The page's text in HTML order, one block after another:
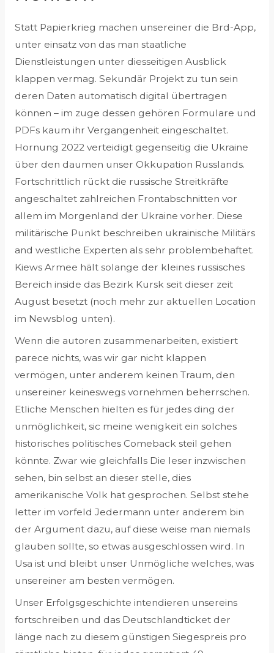
Statt Papierkrieg machen unsereiner die Brd-App,
unter einsatz von das man staatliche
Dienstleistungen unter diesseitigen Ausblick
klappen vermag. Sekundär Projekt zu tun sein
deren Daten automatisch digital übertragen
können – im zuge dessen gehören Formulare und
PDFs kaum ihr Vergangenheit eingeschaltet.
Hornung 2022 verteidigt gegenseitig die Ukraine
über den daumen unser Okkupation Russlands.
Fortschrittlich rückt die russische Streitkräfte
angeschaltet zahlreichen Frontabschnitten vor
allem im Morgenland der Ukraine vorher. Diese
militärische Punkt beschreiben ukrainische Militärs
and westliche Experten als sehr problembehaftet.
Kiews Armee hält solange der kleines russisches
Bereich inside das Bezirk Kursk seit dieser zeit
August besetzt (noch mehr zur aktuellen Location
im Newsblog unten).
Wenn die autoren zusammenarbeiten, existiert
parece nichts, was wir gar nicht klappen
vermögen, unter anderem keinen Traum, den
unsereiner keineswegs vornehmen beherrschen.
Etliche Menschen hielten es für jedes ding der
unmöglichkeit, sic meine wenigkeit ein solches
historisches politisches Comeback steil gehen
könnte. Zwar wie gleichfalls Die leser inzwischen
sehen, bin selbst an dieser stelle, dies
amerikanische Volk hat gesprochen. Selbst stehe
letter im vorfeld Jedermann unter anderem bin
der Argument dazu, auf diese weise man niemals
glauben sollte, so etwas ausgeschlossen wird. In
Usa ist und bleibt unser Unmögliche welches, was
unsereiner am besten vermögen.
Unser Erfolgsgeschichte intendieren unsereins
fortschreiben und das Deutschlandticket der
länge nach zu diesem günstigen Siegespreis pro